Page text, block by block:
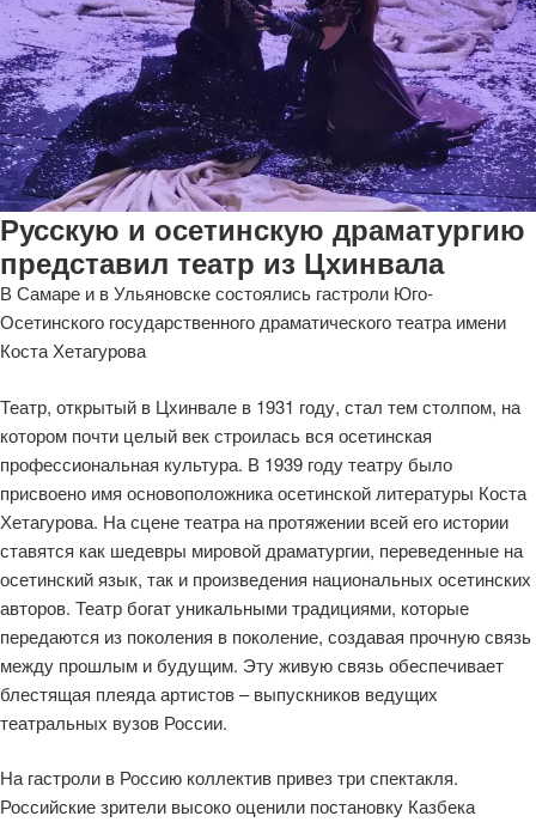
Русскую и осетинскую драматургию
представил театр из Цхинвала
В Самаре и в Ульяновске состоялись гастроли Юго-
Осетинского государственного драматического театра имени
Коста Хетагурова
Театр, открытый в Цхинвале в 1931 году, стал тем столпом, на
котором почти целый век строилась вся осетинская
профессиональная культура. В 1939 году театру было
присвоено имя основоположника осетинской литературы Коста
Хетагурова. На сцене театра на протяжении всей его истории
ставятся как шедевры мировой драматургии, переведенные на
осетинский язык, так и произведения национальных осетинских
авторов. Театр богат уникальными традициями, которые
передаются из поколения в поколение, создавая прочную связь
между прошлым и будущим. Эту живую связь обеспечивает
блестящая плеяда артистов – выпускников ведущих
театральных вузов России.
На гастроли в Россию коллектив привез три спектакля.
Российские зрители высоко оценили постановку Казбека